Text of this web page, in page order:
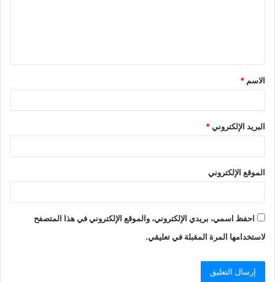
الاسم *
البريد الإلكتروني*
الموقع الإلكتروني
احفظ اسمي، بريدي الإلكتروني، والموقع الإلكتروني في هذا المتصفح
لاستخدامها المرة المقبلة في تعليقي.